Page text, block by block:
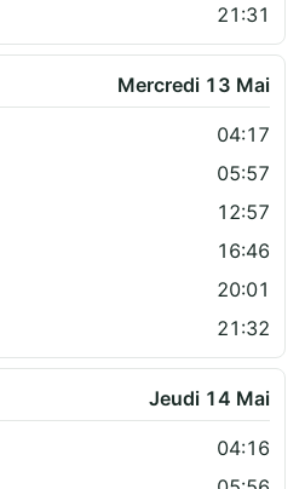
21:31
Mercredi 13 Mai
04:17
05:57
12:57
16:46
20:01
21:32
Jeudi 14 Mai
04:16